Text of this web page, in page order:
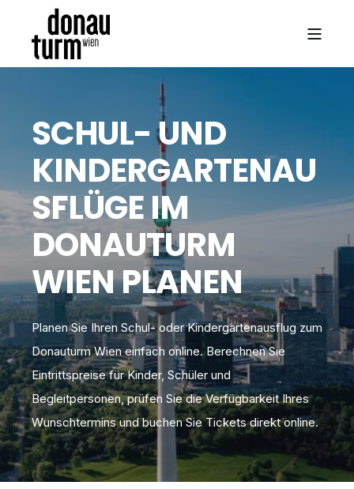
SCHUL- UND
KINDERGARTENAU
SFLÜGE IM
DONAUTURM
WIEN PLANEN
Planen Sie Ihren Schul- oder Kindergartenausflug zum
Donauturm Wien einfach online. Berechnen Sie
Eintrittspreise für Kinder, Schüler und
Begleitpersonen, prüfen Sie die Verfügbarkeit Ihres
Wunschtermins und buchen Sie Tickets direkt online.